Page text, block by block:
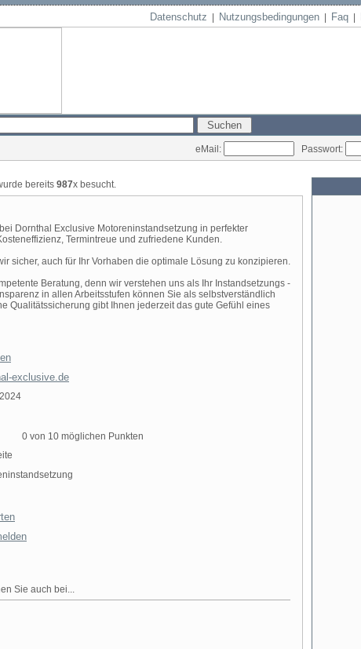
Datenschutz Nutzungsbedingungen Faq
eMail: Passwort:
bereits 987x besucht.
Dornthal Exclusive Motoreninstandsetzung in perfekter
Termintreue und zufriedene Kunden.
sicher, auch für Ihr Vorhaben die optimale Lösung zu konzipieren.
Beratung, denn wir verstehen uns als Ihr Instandsetzungs -
in allen Arbeitsstufen können Sie als selbstverständlich
Qualitätssicherung gibt Ihnen jederzeit das gute Gefühl eines
exclusive.de
0 von 10 möglichen Punkten
Sie auch bei...